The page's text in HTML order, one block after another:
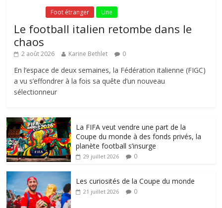
Foot étranger Une
Le football italien retombe dans le
chaos
2 août 2026 Karine Bethlet 0
En l’espace de deux semaines, la Fédération italienne (FIGC)
a vu s’effondrer à la fois sa quête d’un nouveau
sélectionneur
La FIFA veut vendre une part de la
Coupe du monde à des fonds privés, la
planète football s’insurge
29 juillet 2026 0
Les curiosités de la Coupe du monde
21 juillet 2026 0